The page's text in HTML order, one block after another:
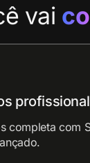
vai
profissional
completa com